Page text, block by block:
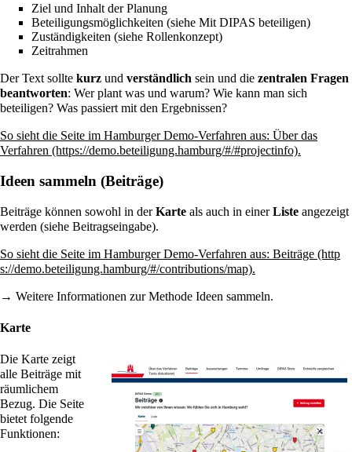
Ziel und Inhalt der Planung
Beteiligungsmöglichkeiten (siehe Mit DIPAS beteiligen)
Zuständigkeiten (siehe Rollenkonzept)
Zeitrahmen
Der Text sollte kurz und verständlich sein und die zentralen Fragen
beantworten: Wer plant was und warum? Wie kann man sich
beteiligen? Was passiert mit den Ergebnissen?
So sieht die Seite im Hamburger Demo-Verfahren aus: Über das
Verfahren
.
Ideen sammeln (Beiträge)
Beiträge können sowohl in derKarte als auch in einerListe angezeigt
werden (siehe Beitragseingabe).
So sieht die Seite im Hamburger Demo-Verfahren aus: Beiträge
.
→ Weitere Informationen zur Methode Ideen sammeln.
Karte
Die Karte zeigt
alle Beiträge mit
räumlichem
Bezug. Die Seite
bietet folgende
Funktionen: